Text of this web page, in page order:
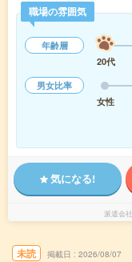
職場の雰囲気
年齢層
20代
男女比率
女性
気になる!
派遣会社
未読 掲載日 2026/08/07